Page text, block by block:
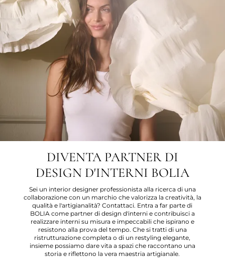
DIVENTA PARTNER DI
DESIGN D'INTERNI BOLIA
Sei un interior designer professionista alla ricerca di una
collaborazione con un marchio che valorizza la creatività, la
qualità e l'artigianalità? Contattaci. Entra a far parte di
BOLIA come partner di design d'interni e contribuisci a
realizzare interni su misura e impeccabili che ispirano e
resistono alla prova del tempo. Che si tratti di una
ristrutturazione completa o di un restyling elegante,
insieme possiamo dare vita a spazi che raccontano una
storia e riflettono la vera maestria artigianale.